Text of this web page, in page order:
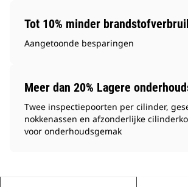
Tot 10% minder
Aangetoonde besparingen
Meer dan 20% Lagere
Twee inspectiepoorten per cilinder,
nokkenassen en afzonderlijke
voor onderhoudsgemak